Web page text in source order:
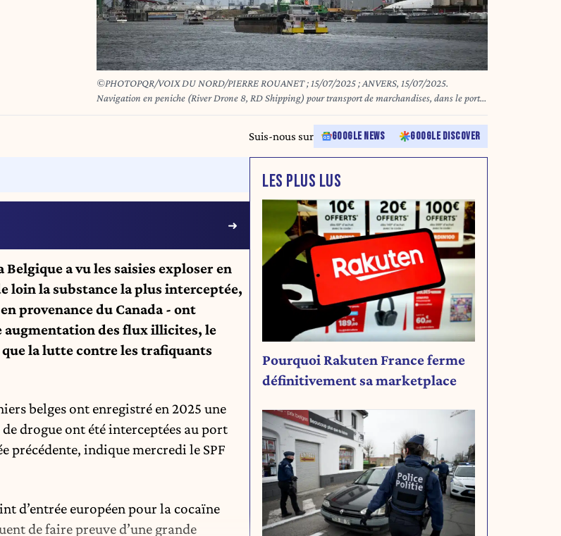
©PHOTOPQR/VOIX DU NORD/PIERRE ROUANET ; 15/07/2025 ; ANVERS, 15/07/2025.
Navigation en peniche (River Drone 8, RD Shipping) pour transport de marchandises, dans le port
d'Anvers (Belgique) assiste par le systeme de navigation semi autonome de l'entreprise Seafar.
Suis-nous sur GOOGLE NEWS GOOGLE DISCOVER
a vu les saisies exploser en
loin la substance la plus interceptée,
provenance du Canada - ont
augmentation des flux illicites, le
la lutte contre les trafiquants
belges ont enregistré en 2025 une
de drogue ont été interceptées au port
précédente, indique mercredi le SPF
d’entrée européen pour la cocaïne
de faire preuve d’une grande
LES PLUS LUS
Pourquoi Rakuten France ferme
définitivement sa marketplace